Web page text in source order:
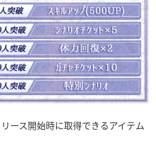
ース開始時に取得できるアイテム